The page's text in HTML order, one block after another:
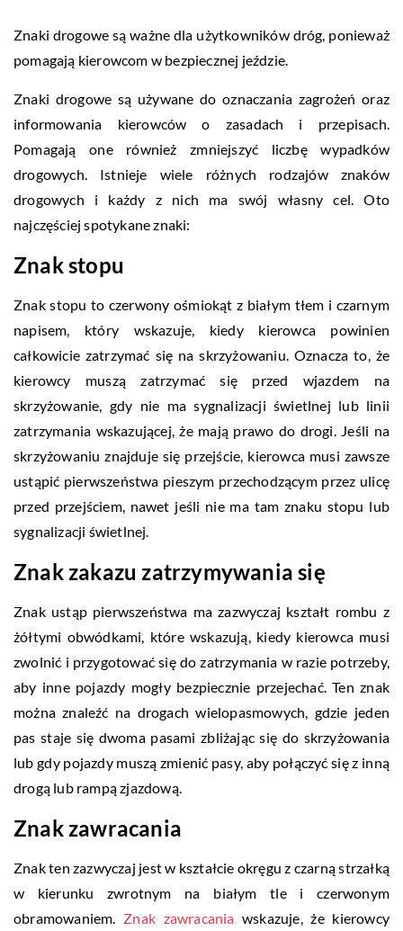
Znaki drogowe są ważne dla użytkowników dróg, ponieważ
pomagają kierowcom w bezpiecznej jeździe.
Znaki drogowe są używane do oznaczania zagrożeń oraz
informowania kierowców o zasadach i przepisach.
Pomagają one również zmniejszyć liczbę wypadków
drogowych. Istnieje wiele różnych rodzajów znaków
drogowych i każdy z nich ma swój własny cel. Oto
najczęściej spotykane znaki:
Znak stopu
Znak stopu to czerwony ośmiokąt z białym tłem i czarnym
napisem, który wskazuje, kiedy kierowca powinien
całkowicie zatrzymać się na skrzyżowaniu. Oznacza to, że
kierowcy muszą zatrzymać się przed wjazdem na
skrzyżowanie, gdy nie ma sygnalizacji świetlnej lub linii
zatrzymania wskazującej, że mają prawo do drogi. Jeśli na
skrzyżowaniu znajduje się przejście, kierowca musi zawsze
ustąpić pierwszeństwa pieszym przechodzącym przez ulicę
przed przejściem, nawet jeśli nie ma tam znaku stopu lub
sygnalizacji świetlnej.
Znak zakazu zatrzymywania się
Znak ustąp pierwszeństwa ma zazwyczaj kształt rombu z
żółtymi obwódkami, które wskazują, kiedy kierowca musi
zwolnić i przygotować się do zatrzymania w razie potrzeby,
aby inne pojazdy mogły bezpiecznie przejechać. Ten znak
można znaleźć na drogach wielopasmowych, gdzie jeden
pas staje się dwoma pasami zbliżając się do skrzyżowania
lub gdy pojazdy muszą zmienić pasy, aby połączyć się z inną
drogą lub rampą zjazdową.
Znak zawracania
Znak ten zazwyczaj jest w kształcie okręgu z czarną strzałką
w kierunku zwrotnym na białym tle i czerwonym
obramowaniem. Znak zawracania wskazuje, że kierowcy